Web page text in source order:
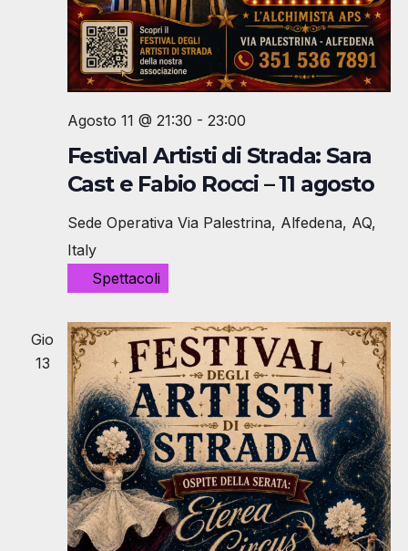
Festival Artisti di Strada: Sara
Cast e Fabio Rocci – 11 agosto
Agosto 11 @ 21:30 - 23:00
Sede Operativa Via Palestrina, Alfedena, AQ,
Italy
Spettacoli
Gio
13